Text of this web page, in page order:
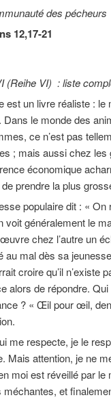
des pécheurs
12,17-21
(Reihe VI) : liste
est un livre réaliste :
Dans le monde des
ce n’est pas
; mais aussi chez
économique
prendre la plus
populaire dit : «
voit généralement le
chez l’autre un
au mal dès sa
croire qu’il n’existe
alors de répondre.
? « Œil pour œil,
me respecte, je le
Mais attention, je ne
moi est réveillé par le
méchantes, et